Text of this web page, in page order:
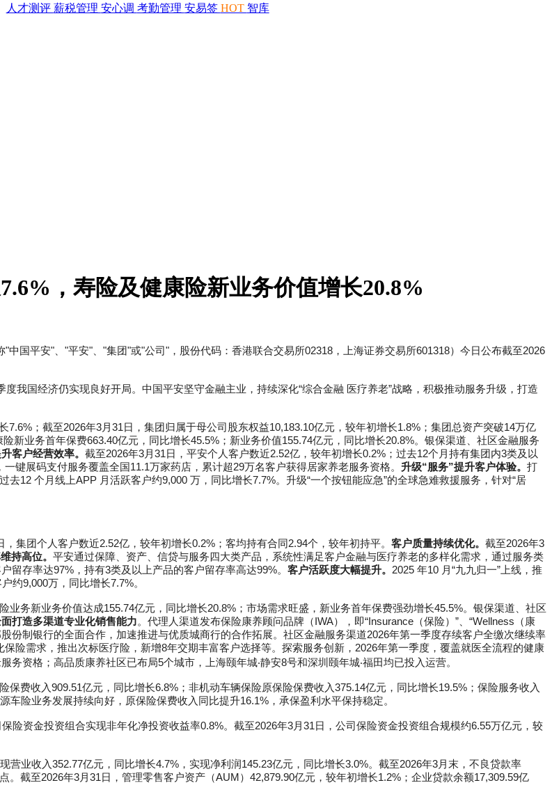
人才测评 薪税管理 安心调 考勤管理 安易签 HOT 智库
，寿险及健康险新业务价值增长20.8%
国平安"、"平安"、"集团"或"公司"，股份代码：香港联合交易所02318，上海证券交易所601318）今日公布截至2026
我国经济仍实现良好开局。中国平安坚守金融主业，持续深化“综合金融 医疗养老”战略，积极推动服务升级，打造
；截至2026年3月31日，集团归属于母公司股东权益10,183.10亿元，较年初增长1.8%；集团总资产突破14万亿
新业务首年保费663.40亿元，同比增长45.5%；新业务价值155.74亿元，同比增长20.8%。银保渠道、社区金融服务
客户经营效率。 截至2026年3月31日，平安个人客户数近2.52亿，较年初增长0.2%；过去12个月持有集团内3类及以
一键展码支付服务覆盖全国11.1万家药店，累计超29万名客户获得居家养老服务资格。 升级“服务”提升客户体验。 打
12 个月线上APP 月活跃客户约9,000 万，同比增长7.7%。升级“一个按钮能应急”的全球急难救援服务，针对“居
，集团个人客户数近2.52亿，较年初增长0.2%；客均持有合同2.94个，较年初持平。 客户质量持续优化。 截至2026年3
持高位。 平安通过保障、资产、信贷与服务四大类产品，系统性满足客户金融与医疗养老的多样化需求，通过服务类
留存率达97%，持有3类及以上产品的客户留存率高达99%。 客户活跃度大幅提升。 2025 年10 月“九九归一”上线，推
约9,000万，同比增长7.7%。
业务新业务价值达成155.74亿元，同比增长20.8%；市场需求旺盛，新业务首年保费强劲增长45.5%。银保渠道、社区
打造多渠道专业化销售能力。代理人渠道发布保险康养顾问品牌（IWA），即“Insurance（保险）”、“Wellness（康
份制银行的全面合作，加速推进与优质城商行的合作拓展。社区金融服务渠道2026年第一季度存续客户全缴次继续率
险需求，推出次标医疗险，新增8年交期丰富客户选择等。探索服务创新，2026年第一季度，覆盖就医全流程的健康
资格；高品质康养社区已布局5个城市，上海颐年城‧静安8号和深圳颐年城‧福田均已投入运营。
保费收入909.51亿元，同比增长6.8%；非机动车辆保险原保险保费收入375.14亿元，同比增长19.5%；保险服务收入
险业务发展持续向好，原保险保费收入同比提升16.1%，承保盈利水平保持稳定。
险资金投资组合实现非年化净投资收益率0.8%。截至2026年3月31日，公司保险资金投资组合规模约6.55万亿元，较
营业收入352.77亿元，同比增长4.7%，实现净利润145.23亿元，同比增长3.0%。截至2026年3月末，不良贷款率
截至2026年3月31日，管理零售客户资产（AUM）42,879.90亿元，较年初增长1.2%；企业贷款余额17,309.59亿